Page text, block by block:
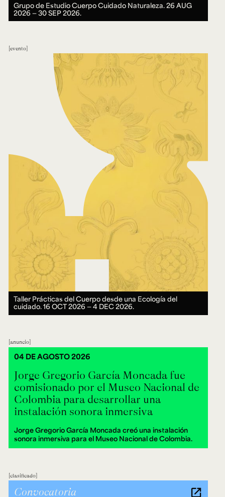
Grupo de Estudio Cuerpo Cuidado Naturaleza.26 AUG
2026 ― 30 SEP 2026.
evento
Taller Prácticas del Cuerpo desde una Ecología del
cuidado.16 OCT 2026 ― 4 DEC 2026.
anuncio
Jorge Gregorio García Moncada fue
comisionado por el Museo Nacional de
Colombia para desarrollar una
instalación sonora inmersiva
Jorge Gregorio García Moncada creó una instalación
sonora inmersiva para el Museo Nacional de Colombia.
04 DE AGOSTO 2026
clasificado
Convocatoria